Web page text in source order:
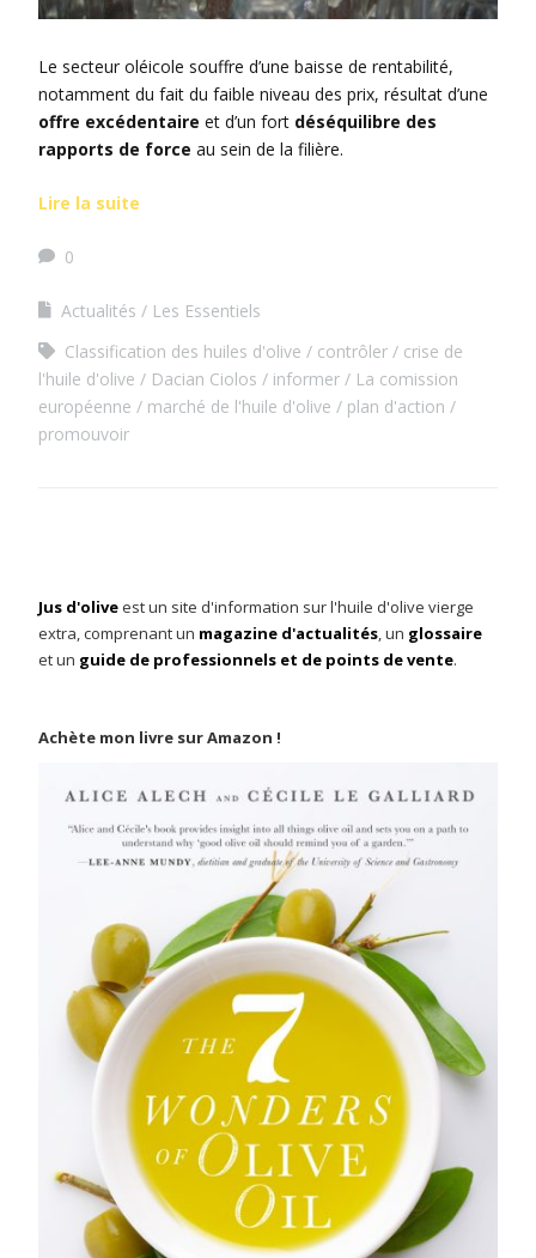
Le secteur oléicole souffre d’une baisse de rentabilité,
notamment du fait du faible niveau des prix, résultat d’une
offre excédentaire et d’un fort déséquilibre des
rapports de force au sein de la filière.
Lire la suite
0
Actualités
Les Essentiels
Classification des huiles d'olive
contrôler
crise de
l'huile d'olive
Dacian Ciolos informer
La comission
européenne
marché de l'huile d'olive
plan d'action
promouvoir
Jus d'oliveest un site d'information sur l'huile d'olive vierge
extra, comprenant un magazine d'actualités, un glossaire
et un guide de professionnels et de points de vente.
Achète mon livre sur Amazon !